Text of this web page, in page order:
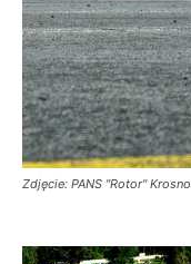
Zdjęcie: PANS "Rotor" Krosno